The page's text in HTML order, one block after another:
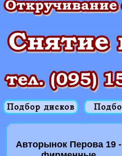
Авторынок Перова 19 -